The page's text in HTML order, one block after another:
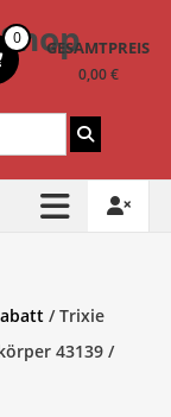
0 GESAMTPREIS
0,00 €
/ Trixie
43139 /